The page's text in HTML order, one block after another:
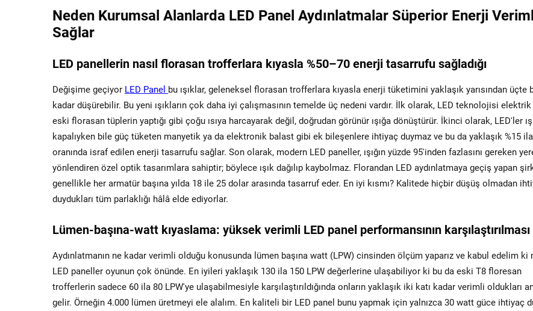
Neden Kurumsal Alanlarda LED Panel Aydınlatmalar Süperior Enerji
Sağlar
LED panellerin nasıl florasan trofferlara kıyasla %50–70 enerji tasarrufu sağladığı
Değişime geçiyor LED Panel bu ışıklar, geleneksel florasan trofferlara kıyasla enerji tüketimini yaklaşık yarısından üçte
kadar düşürebilir. Bu yeni ışıkların çok daha iyi çalışmasının temelde üç nedeni vardır. İlk olarak, LED teknolojisi elektrik
eski florasan tüplerin yaptığı gibi çoğu ısıya harcayarak değil, doğrudan görünür ışığa dönüştürür. İkinci olarak, LED'ler
kapalıyken bile güç tüketen manyetik ya da elektronik balast gibi ek bileşenlere ihtiyaç duymaz ve bu da yaklaşık %15
oranında israf edilen enerji tasarrufu sağlar. Son olarak, modern LED paneller, ışığın yüzde 95'inden fazlasını gereken
yönlendiren özel optik tasarımlara sahiptir; böylece ışık dağılıp kaybolmaz. Florandan LED aydınlatmaya geçiş yapan
genellikle her armatür başına yılda 18 ile 25 dolar arasında tasarruf eder. En iyi kısmı? Kalitede hiçbir düşüş olmadan
duydukları tüm parlaklığı hâlâ elde ediyorlar.
Lümen-başına-watt kıyaslama: yüksek verimli LED panel performansının karşılaştırılması
Aydınlatmanın ne kadar verimli olduğu konusunda lümen başına watt (LPW) cinsinden ölçüm yaparız ve kabul edelim ki
LED paneller oyunun çok önünde. En iyileri yaklaşık 130 ila 150 LPW değerlerine ulaşabiliyor ki bu da eski T8 floresan
trofferlerin sadece 60 ila 80 LPW'ye ulaşabilmesiyle karşılaştırıldığında onların yaklaşık iki katı kadar verimli oldukları
gelir. Örneğin 4.000 lümen üretmeyi ele alalım. En kaliteli bir LED panel bunu yapmak için yalnızca 30 watt güce ihtiyaç